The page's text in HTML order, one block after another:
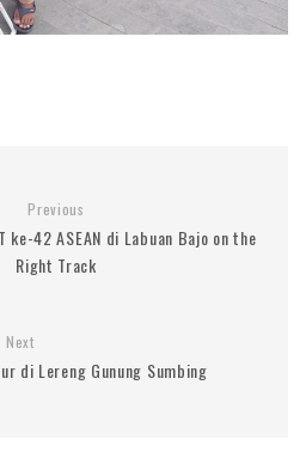
Previous
ke-42 ASEAN di Labuan Bajo on the
Right Track
Next
di Lereng Gunung Sumbing